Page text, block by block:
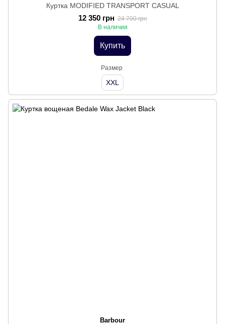
Куртка MODIFIED TRANSPORT CASUAL
12 350 грн 24 700 грн
В наличии
Купить
Размер
XXL
Barbour